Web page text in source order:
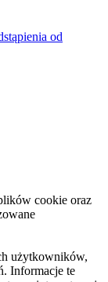
od
cookie oraz
użytkowników,
Informacje te